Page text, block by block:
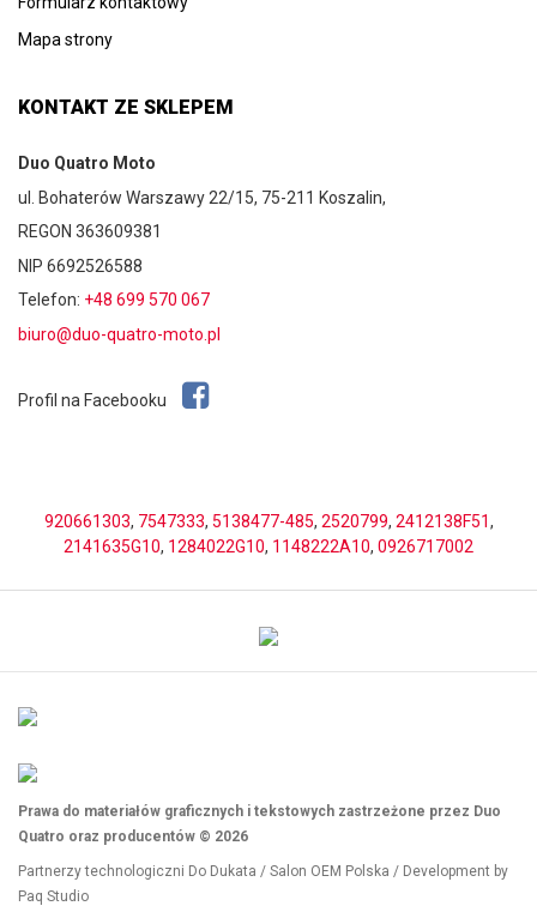
Mapa strony
KONTAKT ZE SKLEPEM
Duo Quatro Moto
ul. Bohaterów Warszawy 22/15, 75-211 Koszalin,
REGON 363609381
NIP 6692526588
Telefon: +48 699 570 067
biuro@duo-quatro-moto.pl
Profil na Facebooku
920661303, 7547333, 5138477-485, 2520799, 2412138F51,
2141635G10, 1284022G10, 1148222A10, 0926717002
Prawa do materiałów graficznych i tekstowych zastrzeżone przez Duo
Quatro oraz producentów © 2026
Partnerzy technologiczni Do Dukata / Salon OEM Polska / Development by
Paq Studio